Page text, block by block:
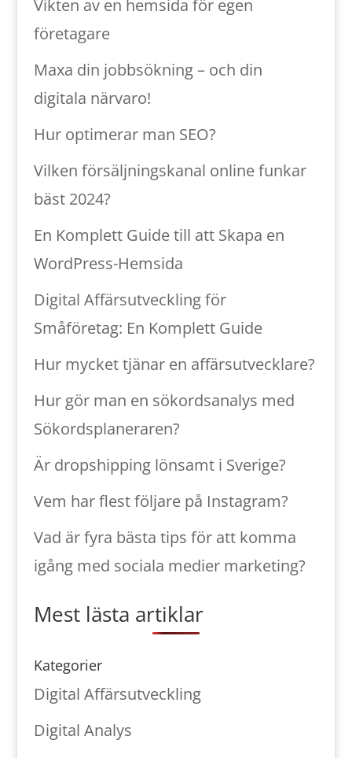
Vikten av en hemsida för egen
företagare
Maxa din jobbsökning – och din
digitala närvaro!
Hur optimerar man SEO?
Vilken försäljningskanal online funkar
bäst 2024?
En Komplett Guide till att Skapa en
WordPress-Hemsida
Digital Affärsutveckling för
Småföretag: En Komplett Guide
Hur mycket tjänar en affärsutvecklare?
Hur gör man en sökordsanalys med
Sökordsplaneraren?
Är dropshipping lönsamt i Sverige?
Vem har flest följare på Instagram?
Vad är fyra bästa tips för att komma
igång med sociala medier marketing?
Mest lästa artiklar
Kategorier
Digital Affärsutveckling
Digital Analys